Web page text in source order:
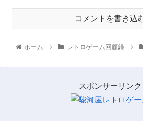
コメントを書き込
ホーム レトロゲーム回顧録
スポンサーリンク